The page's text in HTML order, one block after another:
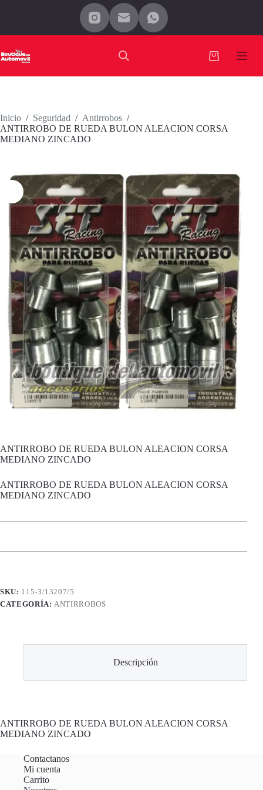
Carro
Inicio / Seguridad / Antirrobos /
ANTIRROBO DE RUEDA BULON ALEACION CORSA
MEDIANO ZINCADO
ANTIRROBO DE RUEDA BULON ALEACION CORSA
MEDIANO ZINCADO
ANTIRROBO DE RUEDA BULON ALEACION CORSA
MEDIANO ZINCADO
SKU: 115-3/13207/5
CATEGORÍA:ANTIRROBOS
Descripción
ANTIRROBO DE RUEDA BULON ALEACION CORSA
MEDIANO ZINCADO
Contactanos
Mi cuenta
Carrito